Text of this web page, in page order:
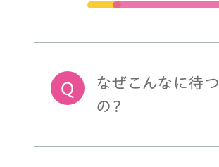
なぜこんなに待つ
の？